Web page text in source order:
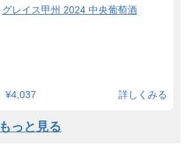
グレイス甲州 2024 中央葡萄酒
¥4,037 詳しくみる
もっと見る